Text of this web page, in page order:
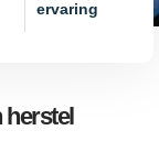
ervaring
herstel